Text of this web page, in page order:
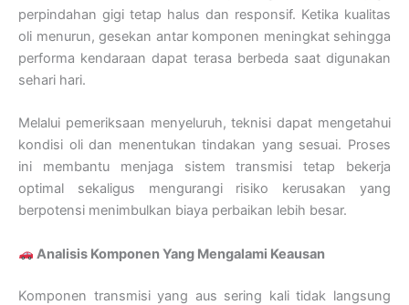
perpindahan gigi tetap halus dan responsif. Ketika kualitas
oli menurun, gesekan antar komponen meningkat sehingga
performa kendaraan dapat terasa berbeda saat digunakan
sehari hari.
Melalui pemeriksaan menyeluruh, teknisi dapat mengetahui
kondisi oli dan menentukan tindakan yang sesuai. Proses
ini membantu menjaga sistem transmisi tetap bekerja
optimal sekaligus mengurangi risiko kerusakan yang
berpotensi menimbulkan biaya perbaikan lebih besar.
Analisis Komponen Yang Mengalami Keausan
Komponen transmisi yang aus sering kali tidak langsung